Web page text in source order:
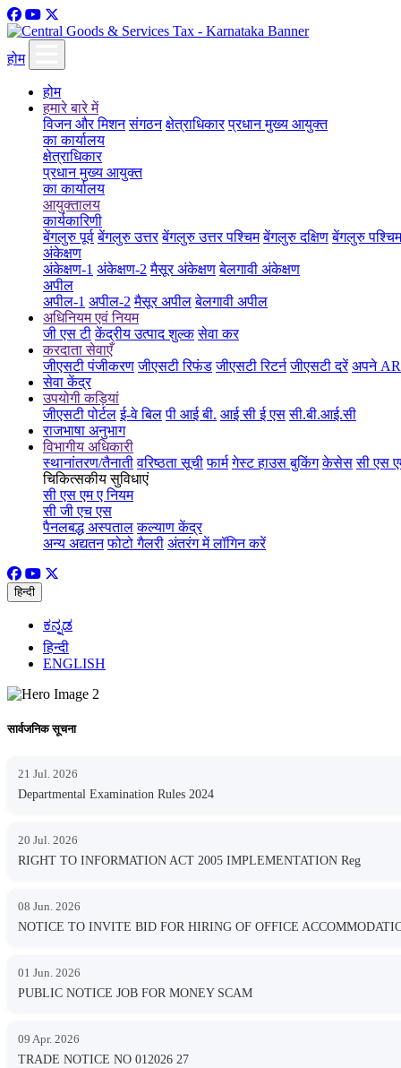
होम
होम
हमारे बारे में
विजन और मिशन संगठन क्षेत्राधिकार प्रधान मुख्य आयुक्त
का कार्यालय
क्षेत्राधिकार
प्रधान मुख्य आयुक्त
का कार्यालय
आयुक्तालय
कार्यकारिणी
बेंगलुरु पूर्व बेंगलुरु उत्तर बेंगलुरु उत्तर पश्चिम बेंगलुरु दक्षिण बेंगलुरु पश्चिम
अंकेक्षण
अंकेक्षण-1 अंकेक्षण-2 मैसूर अंकेक्षण बेलगावी अंकेक्षण
अपील
अपील-1 अपील-2 मैसूर अपील बेलगावी अपील
अधिनियम एवं नियम
जी एस टी केंद्रीय उत्पाद शुल्क सेवा कर
करदाता सेवाएँ
जीएसटी पंजीकरण जीएसटी रिफंड जीएसटी रिटर्न जीएसटी दरें अपने
सेवा केंद्र
उपयोगी कड़ियां
जीएसटी पोर्टल ई-वे बिल पी आई बी. आई सी ई एस सी.बी.आई.सी
राजभाषा अनुभाग
विभागीय अधिकारी
स्थानांतरण/तैनाती वरिष्ठता सूची फार्म गेस्ट हाउस बुकिंग केसेस सी एस
चिकित्सकीय सुविधाएं
सी एस एम ए नियम
सी जी एच एस
पैनलबद्ध अस्पताल कल्याण केंद्र
अन्य अद्यतन फोटो गैलरी अंतरंग में लॉगिन करें
हिन्दी
ಕನ್ನಡ
हिन्दी
ENGLISH
सार्वजनिक सूचना
21 Jul. 2026
Departmental Examination Rules 2024
20 Jul. 2026
RIGHT TO INFORMATION ACT 2005 IMPLEMENTATION Reg
08 Jun. 2026
NOTICE TO INVITE BID FOR HIRING OF OFFICE
01 Jun. 2026
PUBLIC NOTICE JOB FOR MONEY SCAM
09 Apr. 2026
TRADE NOTICE NO 012026 27